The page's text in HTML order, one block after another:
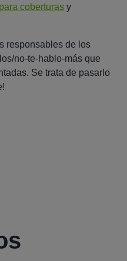
coberturas y
responsables de los
no-te-hablo-más que
Se trata de pasarlo